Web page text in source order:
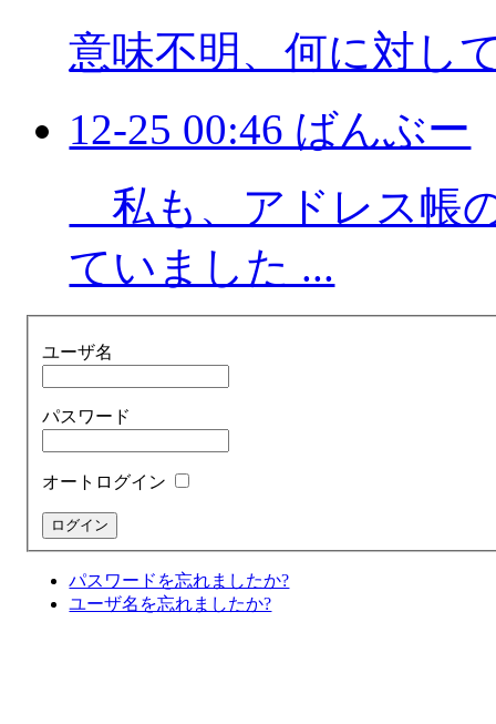
意味不明、何に対し
12-25 00:46 ばんぶー
私も、アドレス帳
ていました ...
ユーザ名
パスワード
オートログイン
パスワードを忘れましたか?
ユーザ名を忘れましたか?